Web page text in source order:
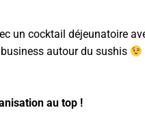
un cocktail déjeunatoire
autour du sushis
au top !